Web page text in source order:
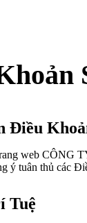
Điều
web CÔNG
ý tuân thủ các
Tuệ